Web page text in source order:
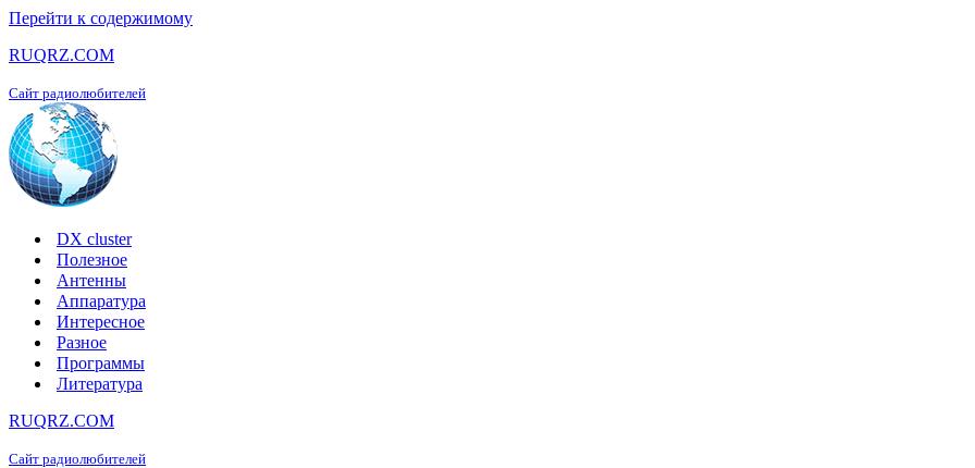
Перейти к содержимому
RUQRZ.COM
Сайт радиолюбителей
DX cluster
Полезное
Антенны
Аппаратура
Интересное
Разное
Программы
Литература
RUQRZ.COM
Сайт радиолюбителей